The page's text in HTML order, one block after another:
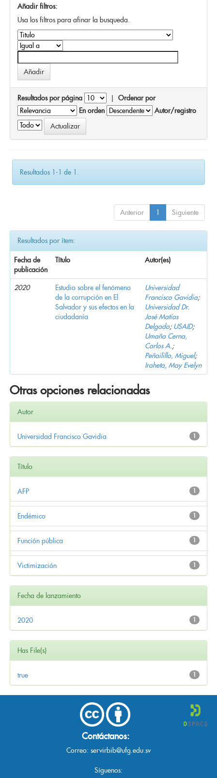
Añadir filtros:
Usa los filtros para afinar la busqueda.
Resultados por página | Ordenar por
En orden
Autor/registro
Resultados 1-1 de 1.
Anterior 1 Siguiente
Resultados por ítem:
Fecha de
publicación
Título Autor(es)
2020
Estudio sobre el fenómeno
de la corrupción en El
Salvador y sus efectos en la
ciudadanía
Universidad
Francisco Gavidia;
Universidad Dr.
José Matías
Delgado; USAID;
Umaña Cerna,
Carlos A.;
Peñailillo, Miguel;
Iraheta, May Evelyn
Otras opciones relacionadas
Autor
1
Universidad Francisco Gavidia
Título
1
AFP
1
Endémico
1
Función pública
1
Victimización
Fecha de lanzamiento
1
2020
Has File(s)
1
true
Contáctanos:
Correo: servirbib@ufg.edu.sv
Síguenos: